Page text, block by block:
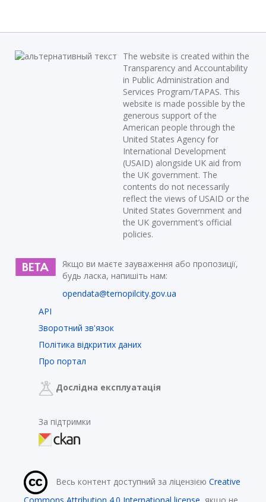
The website is created within the
Transparency and Accountability
in Public Administration and
Services Program/TAPAS. This
website is made possible by the
generous support of the
American people through the
United States Agency for
International Development
(USAID) alongside UK aid from
the UK government. The
contents do not necessarily
reflect the views of USAID or the
United States Government and
the UK government’s official
policies.
Якщо ви маєте зауваження або пропозиції,
будь ласка, напишіть нам:
opendata@ternopilcity.gov.ua
API
Зворотний зв'язок
Політика відкритих даних
Про портал
Дослідна експлуатація
За підтримки
Весь контент доступний за ліцензією Creative